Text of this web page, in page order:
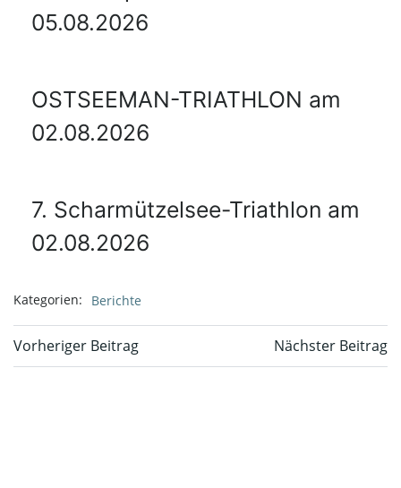
05.08.2026
OSTSEEMAN-TRIATHLON am
02.08.2026
7. Scharmützelsee-Triathlon am
02.08.2026
Kategorien: Berichte
Beitragsnavigation
Vorheriger Beitrag Nächster Beitrag